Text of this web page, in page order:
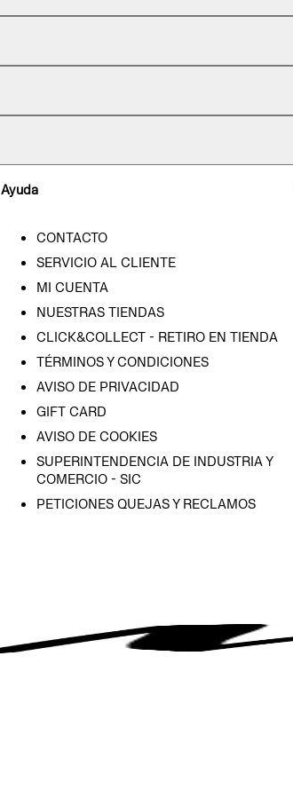
Ayuda
CONTACTO
SERVICIO AL CLIENTE
MI CUENTA
NUESTRAS TIENDAS
CLICK&COLLECT - RETIRO EN TIENDA
TÉRMINOS Y CONDICIONES
AVISO DE PRIVACIDAD
GIFT CARD
AVISO DE COOKIES
SUPERINTENDENCIA DE INDUSTRIA Y
COMERCIO - SIC
PETICIONES QUEJAS Y RECLAMOS